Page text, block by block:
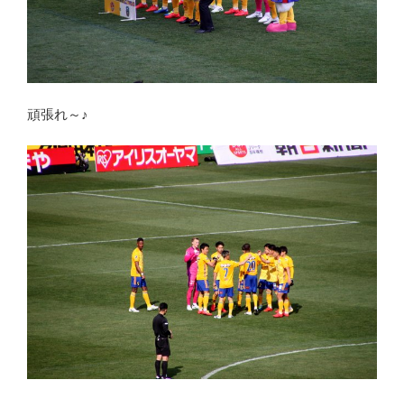
頑張れ～♪